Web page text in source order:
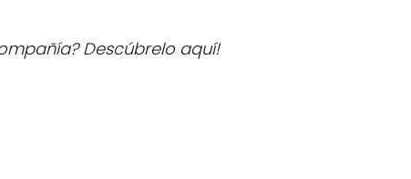
Descúbrelo aquí!